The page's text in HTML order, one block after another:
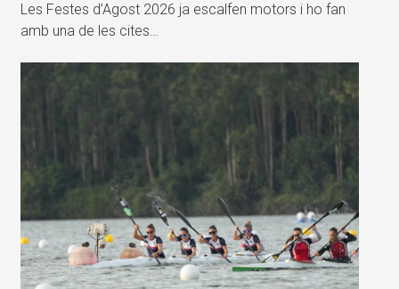
Les Festes d’Agost 2026 ja escalfen motors i ho fan
amb una de les cites…